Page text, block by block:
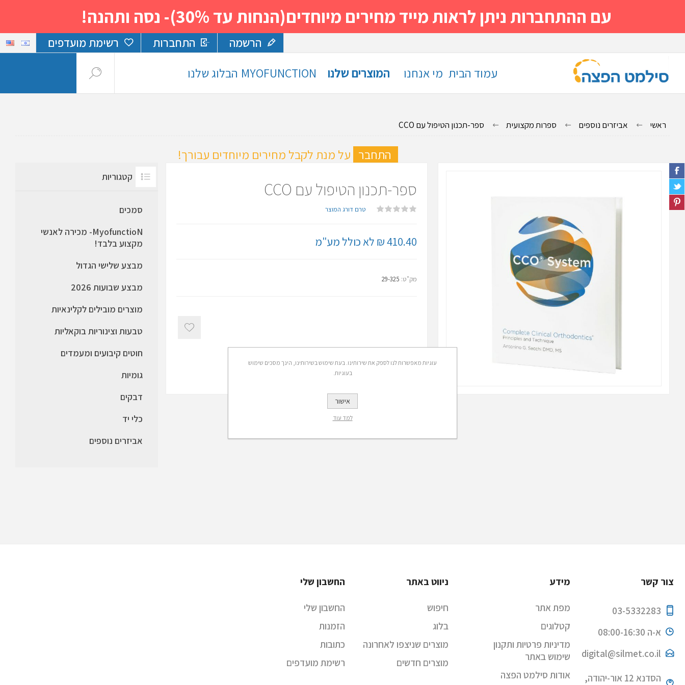
עם ההתחברות ניתן לראות מייד מחירים מיוחדים(הנחות עד 30%)- נסה ותהנה!
הרשמה התחברות רשימת מועדפים
עמוד הבית מי אנחנו המוצרים שלנו MYOFUNCTION הבלוג שלנו
ראשי אביזרים נוספים ספרות מקצועית ספר-תכנון הטיפול עם CCO
התחבר על מנת לקבל מחירים מיוחדים עבורך!
ספר-תכנון הטיפול עם CCO
טרם דורג המוצר
410.40 ₪ לא כולל מע"מ
מק"ט: 29-325
קטגוריות
סמכים
MyofunctioN- מכירה לאנשי
מקצוע בלבד!
מבצע שלישי הגדול
מבצע שבועות 2026
מוצרים מובילים לקלינאיות
טבעות וצינוריות בוקאליות
חוטים קיבועים ומעמדים
גומיות
דבקים
כלי יד
אביזרים נוספים
צור קשר
03-5332283
א-ה 08:00-16:30
digital@silmet.co.il
הסדנא 12 אור-יהודה,
מידע
מפת אתר
קטלוגים
מדיניות פרטיות ותקנון
שימוש באתר
אודות סילמט הפצה
ניווט באתר
חיפוש
בלוג
מוצרים שניצפו לאחרונה
מוצרים חדשים
החשבון שלי
החשבון שלי
הזמנות
כתובות
רשימת מועדפים
עוגיות מאפשרות לנו לספק את שירותינו. בעת שימוש בשירותינו, הינך מסכים שימוש
בעוגיות.
אישור
למד עוד